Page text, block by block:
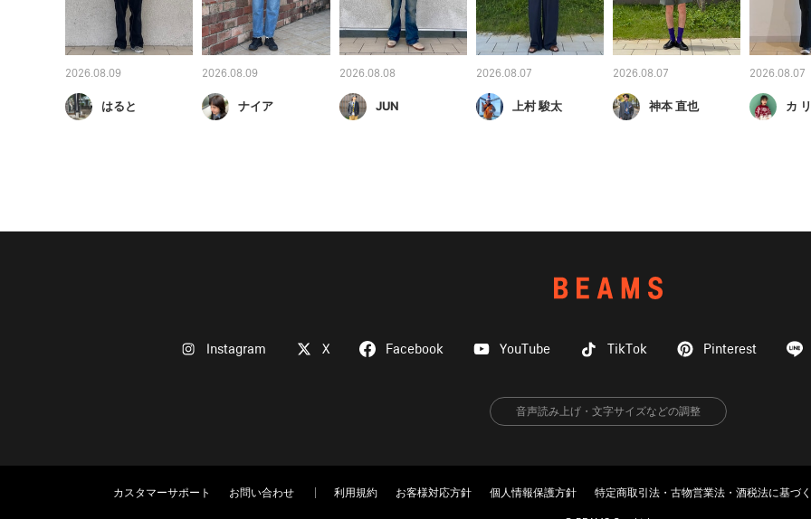
2026.08.09
はると
2026.08.09
ナイア
2026.08.08
JUN
2026.08.07
上村 駿太
2026.08.07
神本 直也
2026.08.07
カ
Instagram X Facebook YouTube TikTok Pinterest
音声読み上げ・文字サイズなどの調整
カスタマーサポート お問い合わせ 利用規約 お客様対応方針 個人情報保護方針 特定商取引法・古物営業法・酒税法に基づ